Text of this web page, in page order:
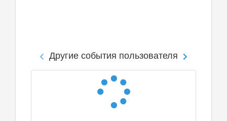
Другие события пользователя